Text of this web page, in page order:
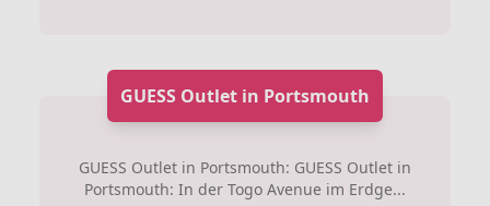
GUESS Outlet in Portsmouth
GUESS Outlet in Portsmouth: GUESS Outlet in
Portsmouth: In der Togo Avenue im Erdge...